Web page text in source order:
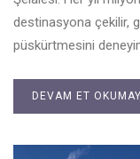
destinasyona çekilir,
püskürtmesini
DEVAM ET